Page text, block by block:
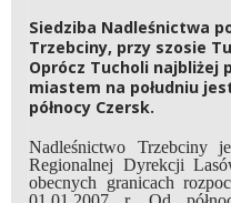
Siedziba Nadleśnictwa
Trzebciny, przy szosie
Oprócz Tucholi najbliżej
miastem na południu
północy Czersk.
Nadleśnictwo Trzebciny
Regionalnej Dyrekcji
obecnych granicach